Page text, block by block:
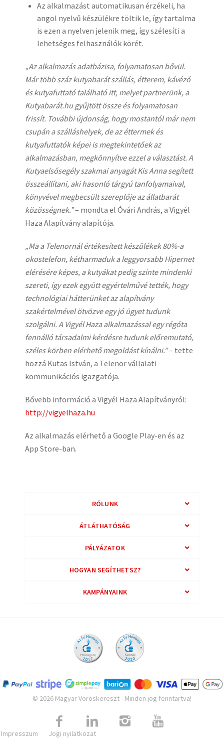
Az alkalmazást automatikusan érzékeli, ha
angol nyelvű készülékre töltik le, így tartalma
is ezen a nyelven jelenik meg, így szélesíti a
lehetséges felhasználók körét.
„Az alkalmazás adatbázisa, folyamatosan bővül.
Már több száz kutyabarát szállás, étterem, kávézó
és kutyafuttató található itt, melyet partnerünk, a
Kutyabarát.hu gyűjtött össze és folyamatosan
frissít. További újdonság, hogy mostantól már nem
csupán a szálláshelyek, de az éttermek és
kutyafuttatók képei is megtekintetőek az
alkalmazásban, megkönnyítve ezzel a választást. A
Kutyaelsősegély szakmai anyagát Kis Anna segített
összeállítani, aki hasonló tárgyú tanfolyamaival,
könyvével megbecsült szereplője az állatbarát
közösségnek.”– mondta el Óvári András, a Vigyél
Haza Alapítvány alapítója.
„Ma a Telenornál értékesített készülékek 80%-a
okostelefon, kétharmaduk a leggyorsabb Hipernet
elérésére képes, a kutyákat pedig szinte mindenki
szereti, így ezek együtt egyértelművé tették, hogy
technológiai hátterünket az alapítvány
szakértelmével ötvözve egy jó ügyet tudunk
szolgálni. A Vigyél Haza alkalmazással egy régóta
fennálló társadalmi kérdésre tudunk előremutató,
széles körben elérhető megoldást kínálni.”– tette
hozzá Kutas István, a Telenor vállalati
kommunikációs igazgatója.
Bővebb információ a Vigyél Haza Alapítványról:
http://vigyelhaza.hu
Az alkalmazás elérhető a Google Play-en és az
App Store-ban.
RÓLUNK
ÁTLÁTHATÓSÁG
PÁLYÁZATOK
HOGYAN SEGÍTHETSZ?
KAMPÁNYAINK
© 2026 Magyar Vöröskereszt - Minden jog fenntartva!
Impresszum Jogi nyilatkozat